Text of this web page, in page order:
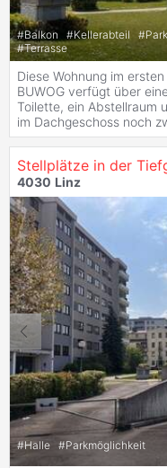
#Balkon #Kellerabteil #
#Terrasse
Diese Wohnung im
BUWOG verfügt über
Toilette, ein Abstellraum
im Dachgeschoss noch
Stellplätze in der
4030 Linz
#Halle #Parkmöglichkeit